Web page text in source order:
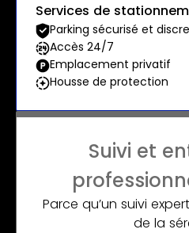
Services de
Parking sécurisé et
Accès 24/7
Emplacement privatif
Housse de protection
Suivi et
Parce qu’un suivi
de la